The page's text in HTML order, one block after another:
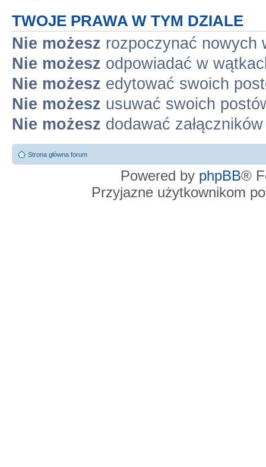
TWOJE PRAWA W TYM DZIALE
Nie możesz rozpoczynać nowych
Nie możesz odpowiadać w
Nie możesz edytować swoich
Nie możesz usuwać swoich
Nie możesz dodawać załączników
Strona główna forum
Powered by phpBB®
Przyjazne użytkownikom